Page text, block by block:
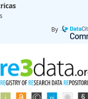
By